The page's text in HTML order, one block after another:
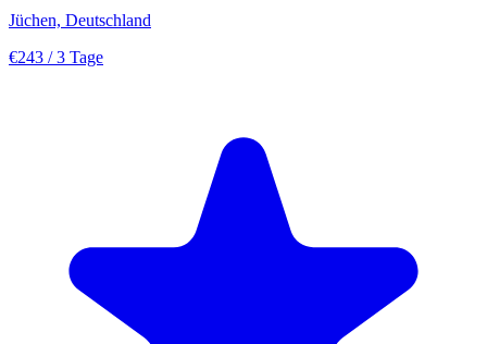
Jüchen, Deutschland
€243 / 3 Tage